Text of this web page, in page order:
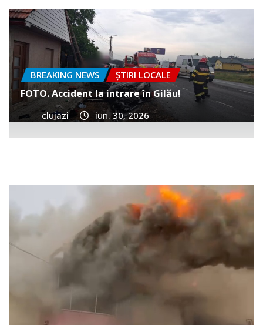
BREAKING NEWS ȘTIRI LOCALE
FOTO. Accident la intrare în Gilău!
clujazi iun. 30, 2026